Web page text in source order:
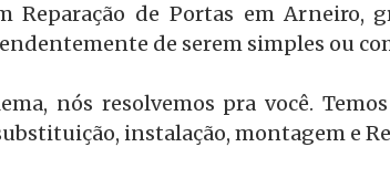
Reparação de Portas em Arneiro,
de serem simples ou
nós resolvemos pra você.
instalação, montagem e